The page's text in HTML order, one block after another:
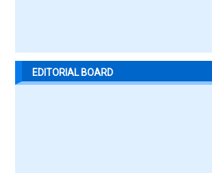
EDITORIAL BOARD